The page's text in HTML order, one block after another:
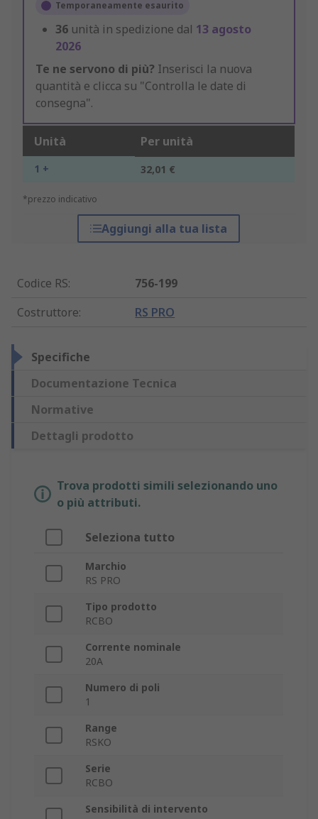
Temporaneamente esaurito
36 unità in spedizione dal 13 agosto
2026
Te ne servono di più? Inserisci la nuova
quantità e clicca su "Controlla le date di
consegna".
Unità Per unità
1 + 32,01 €
*prezzo indicativo
Aggiungi alla tua lista
Codice RS:
756-199
Costruttore: RS PRO
Specifiche
Documentazione Tecnica
Normative
Dettagli prodotto
Trova prodotti simili selezionando uno
o più attributi.
Seleziona tutto
Marchio
RS PRO
Tipo prodotto
RCBO
Corrente nominale
20A
Numero di poli
1
Range
RSKO
Serie
RCBO
Sensibilità di intervento